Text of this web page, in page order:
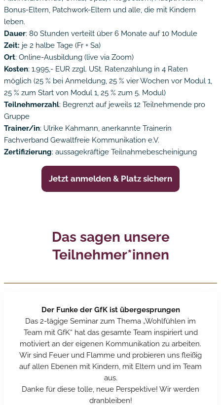
Bonus-Eltern, Patchwork-Eltern und alle, die mit Kindern
leben.
Dauer: 80 Stunden verteilt über 6 Monate auf 10 Module
Zeit: je 2 halbe Tage (Fr + Sa)
Ort: Online-Ausbildung (live via Zoom)
Kosten: 1.995,- EUR zzgl. USt. Ratenzahlung in 4 Raten
möglich (25 % bei Anmeldung, 25 % vier Wochen vor Modul 1,
25 % zum Start von Modul 1, 25 % zum 5. Modul)
Teilnehmerzahl: Begrenzt auf jeweils 12 Teilnehmende pro
Gruppe
Trainer/in: Ulrike Kahmann, anerkannte Trainerin
Fachverband Gewaltfreie Kommunikation e.V.
Zertifizierung: aussagekräftige Teilnahmebescheinigung
Jetzt anmelden & Platz sichern
Das sagen unsere
Teilnehmer*innen
Der Funke der GfK ist übergesprungen
Das 2-tägige Seminar zum Thema „Wohlfühlen im
Team mit GfK“ hat das gesamte Team inspiriert und
motiviert an der eigenen Kommunikation zu arbeiten.
Wir sind Feuer und Flamme und probieren uns fleißig
auf allen Ebenen mit Kindern, mit Eltern und im Team
aus.
Danke für diese tolle, neue Perspektive! Wir werden
dranbleiben!